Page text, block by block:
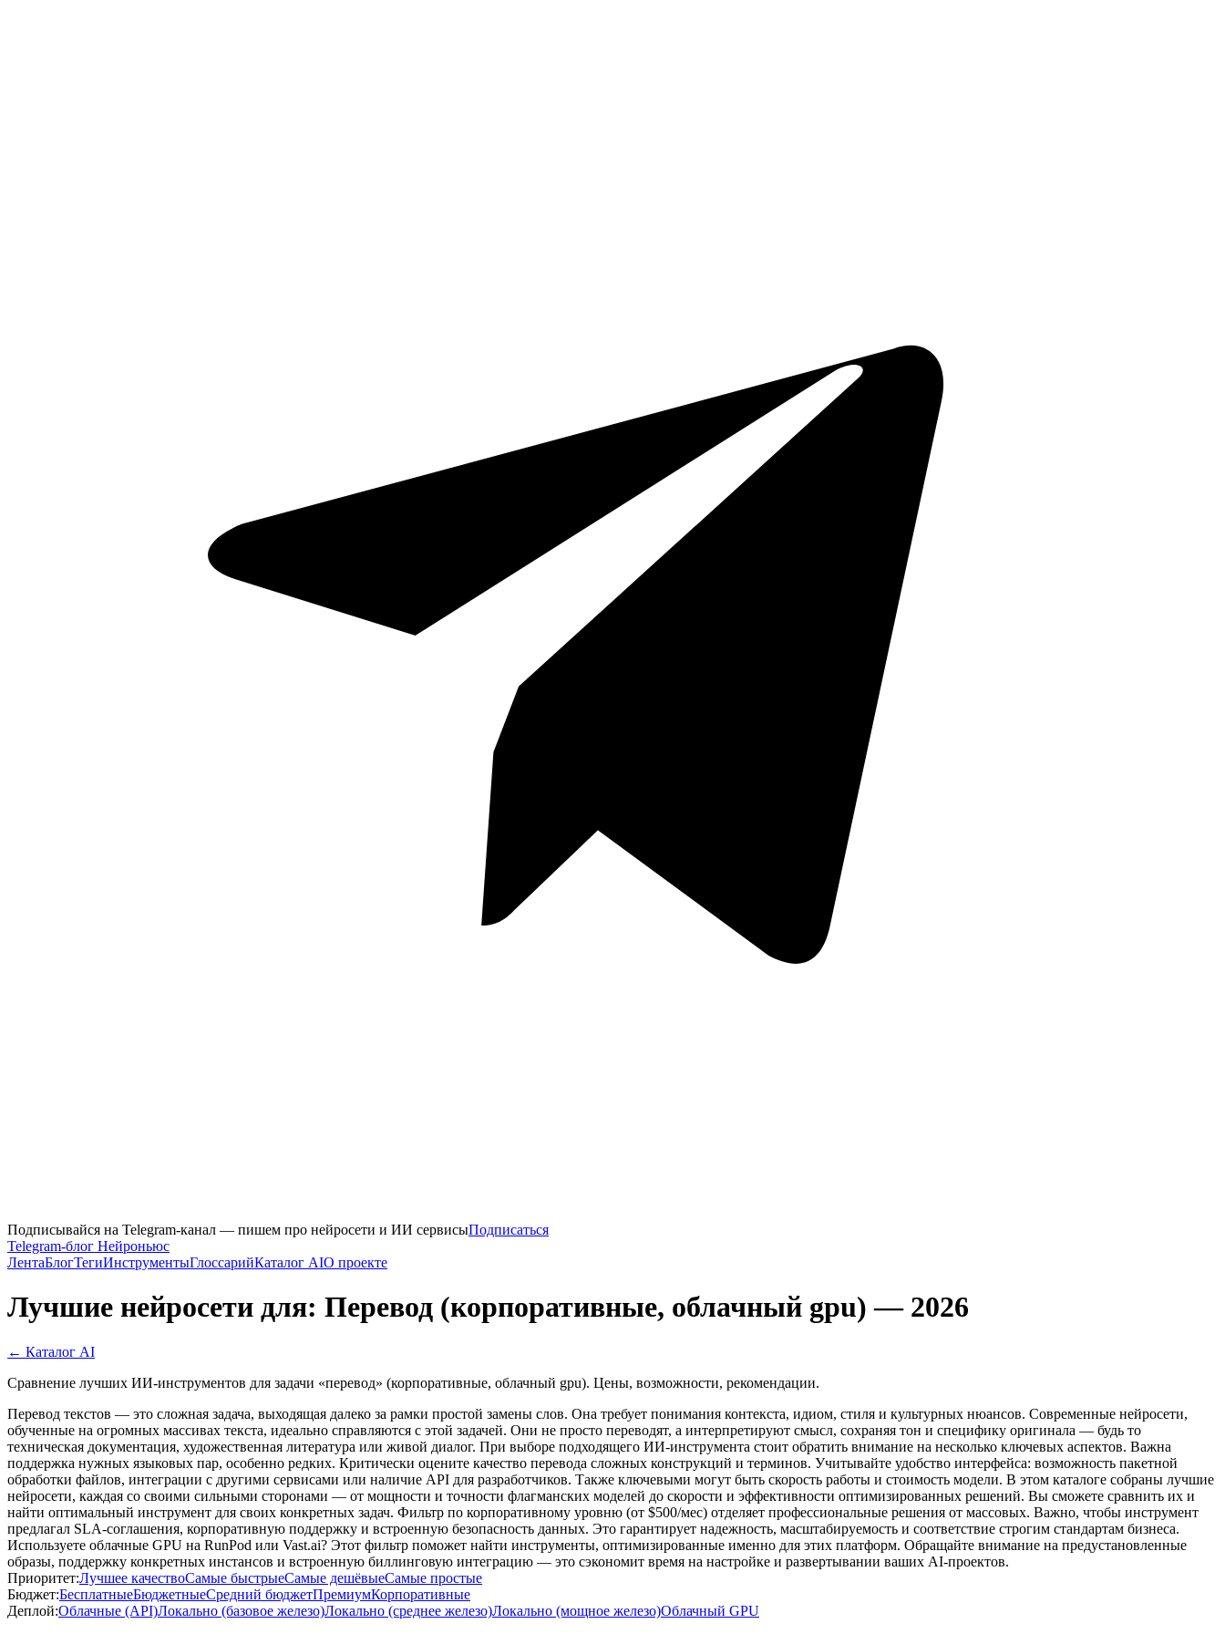
Подписывайся на Telegram-канал — пишем про нейросети и ИИ сервисыПодписаться
Telegram-блог Нейроньюс
ЛентаБлогТегиИнструментыГлоссарийКаталог AIО проекте
Лучшие нейросети для: Перевод (корпоративные, облачный gpu) — 2026
← Каталог AI
Сравнение лучших ИИ-инструментов для задачи «перевод» (корпоративные, облачный gpu). Цены, возможности, рекомендации.
Перевод текстов — это сложная задача, выходящая далеко за рамки простой замены слов. Она требует понимания контекста, идиом, стиля и культурных нюансов. Современные нейросети,
обученные на огромных массивах текста, идеально справляются с этой задачей. Они не просто переводят, а интерпретируют смысл, сохраняя тон и специфику оригинала — будь то
техническая документация, художественная литература или живой диалог. При выборе подходящего ИИ-инструмента стоит обратить внимание на несколько ключевых аспектов. Важна
поддержка нужных языковых пар, особенно редких. Критически оцените качество перевода сложных конструкций и терминов. Учитывайте удобство интерфейса: возможность пакетной
обработки файлов, интеграции с другими сервисами или наличие API для разработчиков. Также ключевыми могут быть скорость работы и стоимость модели. В этом каталоге собраны лучшие
нейросети, каждая со своими сильными сторонами — от мощности и точности флагманских моделей до скорости и эффективности оптимизированных решений. Вы сможете сравнить их и
найти оптимальный инструмент для своих конкретных задач. Фильтр по корпоративному уровню (от $500/мес) отделяет профессиональные решения от массовых. Важно, чтобы инструмент
предлагал SLA-соглашения, корпоративную поддержку и встроенную безопасность данных. Это гарантирует надежность, масштабируемость и соответствие строгим стандартам бизнеса.
Используете облачные GPU на RunPod или Vast.ai? Этот фильтр поможет найти инструменты, оптимизированные именно для этих платформ. Обращайте внимание на предустановленные
образы, поддержку конкретных инстансов и встроенную биллинговую интеграцию — это сэкономит время на настройке и развертывании ваших AI-проектов.
Приоритет:Лучшее качествоСамые быстрыеСамые дешёвыеСамые простые
Бюджет:БесплатныеБюджетныеСредний бюджетПремиумКорпоративные
Деплой:Облачные (API)Локально (базовое железо)Локально (среднее железо)Локально (мощное железо)Облачный GPU